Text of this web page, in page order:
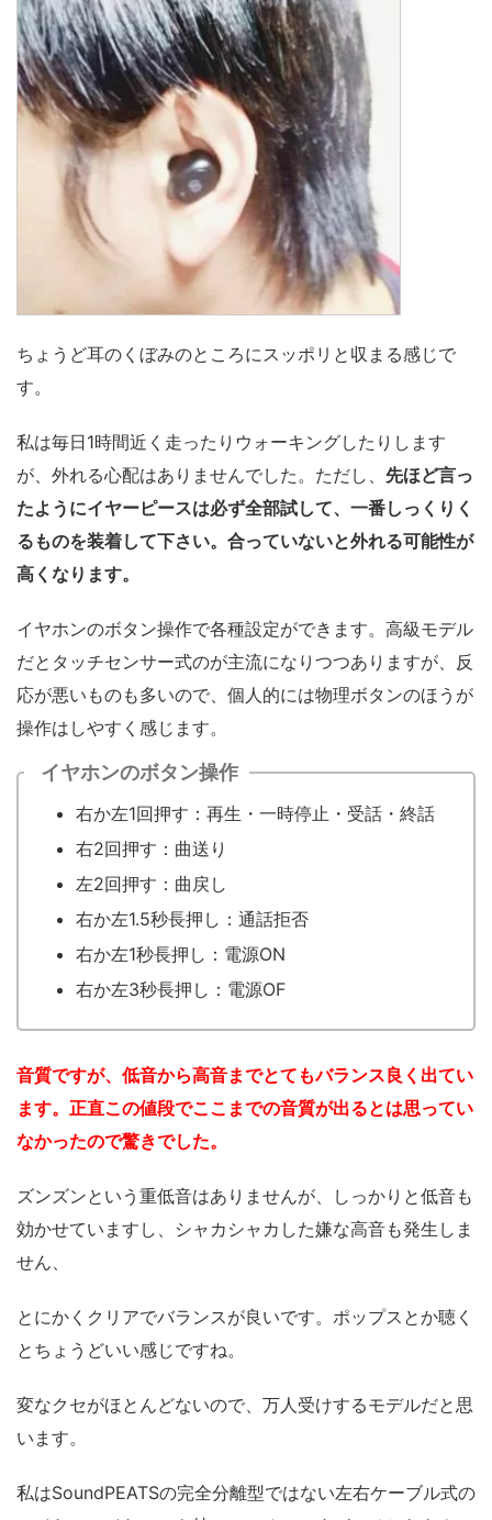
ちょうど耳のくぼみのところにスッポリと収まる感じで
す。
私は毎日1時間近く走ったりウォーキングしたりします
が、外れる心配はありませんでした。ただし、 先ほど言っ
たようにイヤーピースは必ず全部試して、一番しっくりく
るものを装着して下さい。合っていないと外れる可能性が
高くなります。
イヤホンのボタン操作で各種設定ができます。高級モデル
だとタッチセンサー式のが主流になりつつありますが、反
応が悪いものも多いので、個人的には物理ボタンのほうが
操作はしやすく感じます。
イヤホンのボタン操作
右か左1回押す：再生・一時停止・受話・終話
右2回押す：曲送り
左2回押す：曲戻し
右か左1.5秒長押し：通話拒否
右か左1秒長押し：電源ON
右か左3秒長押し：電源OF
音質ですが、低音から高音までとてもバランス良く出てい
ます。正直この値段でここまでの音質が出るとは思ってい
なかったので驚きでした。
ズンズンという重低音はありませんが、しっかりと低音も
効かせていますし、シャカシャカした嫌な高音も発生しま
せん、
とにかくクリアでバランスが良いです。ポップスとか聴く
とちょうどいい感じですね。
変なクセがほとんどないので、万人受けするモデルだと思
います。
私はSoundPEATSの完全分離型ではない左右ケーブル式の